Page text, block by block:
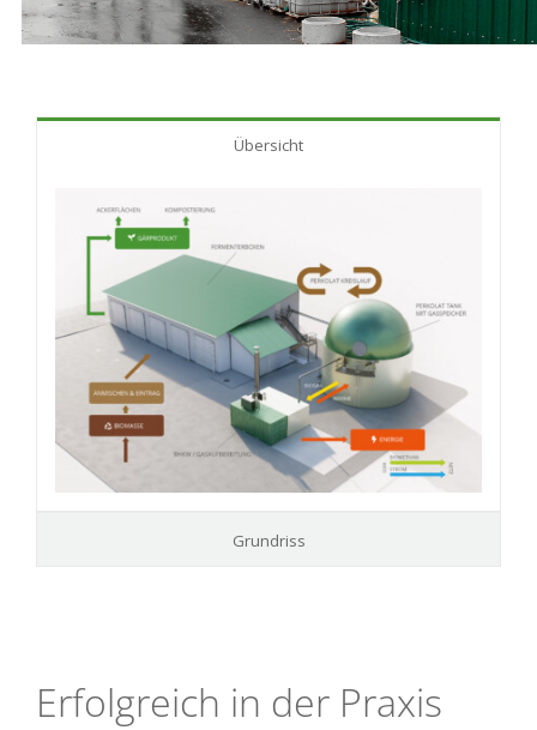
Übersicht
Grundriss
Erfolgreich in der Praxis